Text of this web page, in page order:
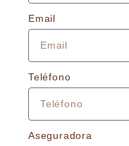
Email
Teléfono
Aseguradora